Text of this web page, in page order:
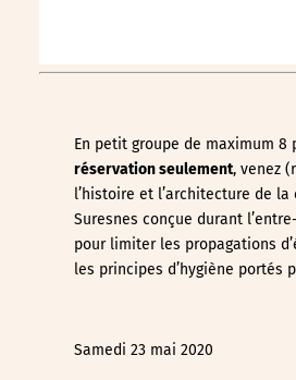
En petit groupe de maximum 8
réservation seulement, venez
l’histoire et l’architecture de
Suresnes conçue durant
pour limiter les propagations
les principes d’hygiène portés
Samedi 23 mai 2020